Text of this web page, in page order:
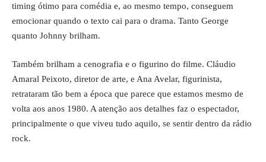
timing ótimo para comédia e, ao mesmo tempo, conseguem
emocionar quando o texto cai para o drama. Tanto George
quanto Johnny brilham.
Também brilham a cenografia e o figurino do filme. Cláudio
Amaral Peixoto, diretor de arte, e Ana Avelar, figurinista,
retrataram tão bem a época que parece que estamos mesmo de
volta aos anos 1980. A atenção aos detalhes faz o espectador,
principalmente o que viveu tudo aquilo, se sentir dentro da rádio
rock.